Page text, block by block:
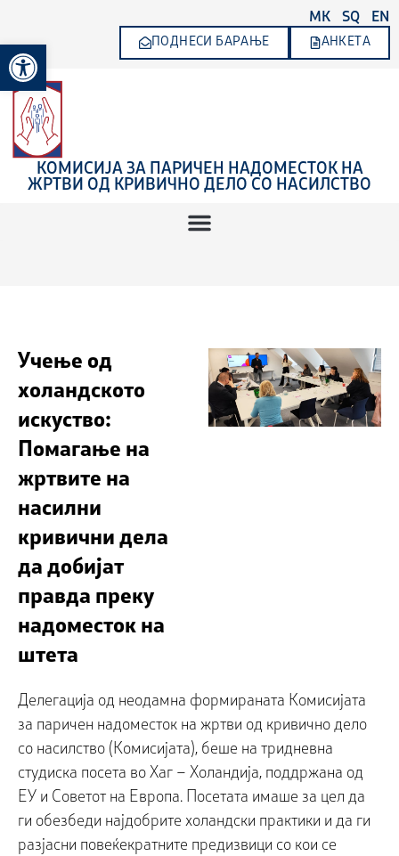
Open toolbar
content
MK SQ EN
ПОДНЕСИ БАРАЊЕ АНКЕТА
КОМИСИЈА ЗА ПАРИЧЕН НАДОМЕСТОК НА
ЖРТВИ ОД КРИВИЧНО ДЕЛО СО НАСИЛСТВО
Учење од
холандското
искуство:
Помагање на
жртвите на
насилни
кривични дела
да добијат
правда преку
надоместок на
штета
Делегација од неодамна формираната Комисијата
за паричен надоместок на жртви од кривично дело
со насилство (Комисијата), беше на тридневна
студиска посета во Хаг – Холандија, поддржана од
ЕУ и Советот на Европа. Посетата имаше за цел да
ги обезбеди најдобрите холандски практики и да ги
разјасни повеќекратните предизвици со кои се